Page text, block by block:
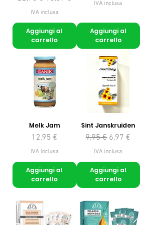
IVA inclusa
Aggiungi al
carrello
IVA inclusa
Aggiungi al
carrello
Melk Jam
Prezzo
12,95 €
IVA inclusa
Aggiungi al
carrello
Sint Janskruiden
Prezzo regolare
9,95 € Prezzo scontato
6,97 €
IVA inclusa
Aggiungi al
carrello